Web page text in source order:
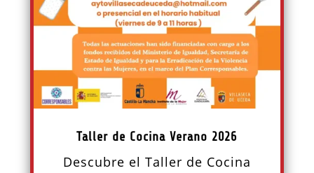
Taller de Cocina Verano 2026
Descubre el Taller de Cocina